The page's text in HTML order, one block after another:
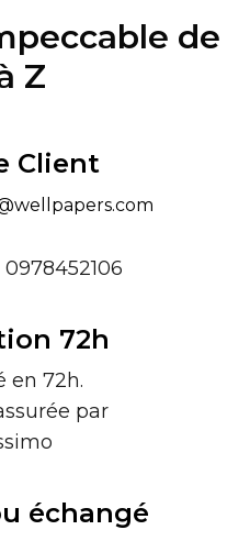
de
Z
Client
72h
en 72h.
par
échangé